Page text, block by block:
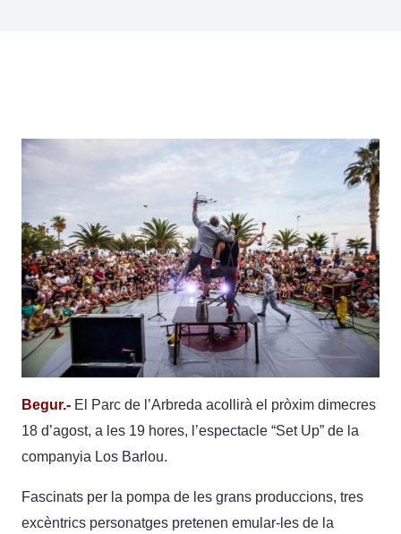
Begur.- El Parc de l’Arbreda acollirà el pròxim dimecres
18 d’agost, a les 19 hores, l’espectacle “Set Up” de la
companyia Los Barlou.
Fascinats per la pompa de les grans produccions, tres
excèntrics personatges pretenen emular-les de la